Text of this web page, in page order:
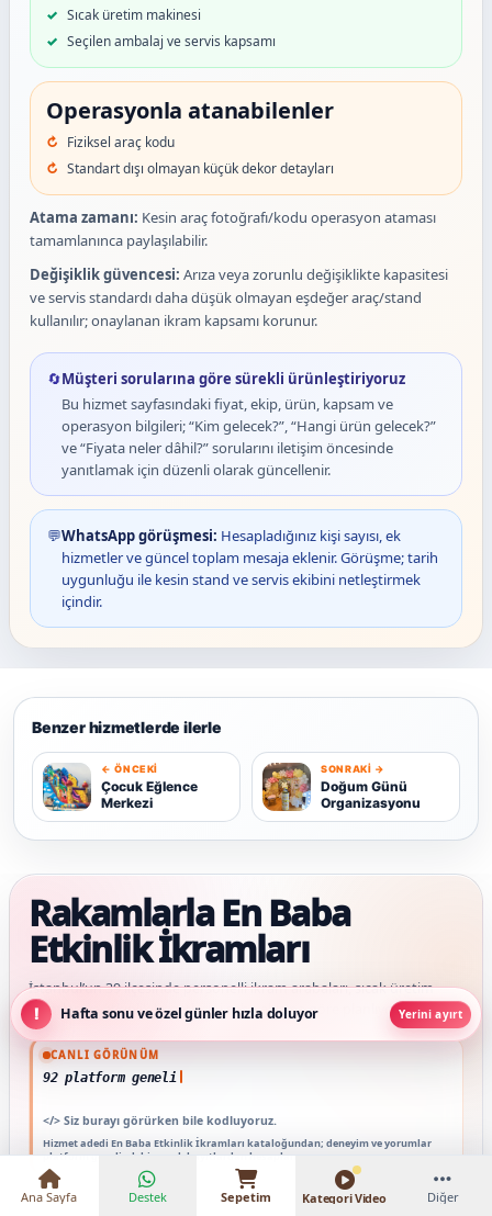
Sıcak üretim makinesi
Seçilen ambalaj ve servis kapsamı
Operasyonla atanabilenler
Fiziksel araç kodu
Standart dışı olmayan küçük dekor detayları
Atama zamanı: Kesin araç fotoğrafı/kodu operasyon ataması
tamamlanınca paylaşılabilir.
Değişiklik güvencesi: Arıza veya zorunlu değişiklikte kapasitesi
ve servis standardı daha düşük olmayan eşdeğer araç/stand
kullanılır; onaylanan ikram kapsamı korunur.
🔄Müşteri sorularına göre sürekli ürünleştiriyoruz
Bu hizmet sayfasındaki fiyat, ekip, ürün, kapsam ve
operasyon bilgileri; “Kim gelecek?”, “Hangi ürün gelecek?”
ve “Fiyata neler dâhil?” sorularını iletişim öncesinde
yanıtlamak için düzenli olarak güncellenir.
💬WhatsApp görüşmesi: Hesapladığınız kişi sayısı, ek
hizmetler ve güncel toplam mesaja eklenir. Görüşme; tarih
uygunluğu ile kesin stand ve servis ekibini netleştirmek
içindir.
Benzer hizmetlerde ilerle
Ç
← ÖNCEKI
Çocuk Eğlence
Merkezi
D
SONRAKI →
Doğum Günü
Organizasyonu
Rakamlarla En Baba
Etkinlik İkramları
İstanbul’un 39 ilçesinde personelli ikram arabaları, sıcak üretim
stantları ve etkinlik lezzetlerini saha akışına göre planlıyoruz.
CANLI GÖRÜNÜM
92 platform genelinde onaylı yorum
</> Siz burayı görürken bile kodluyoruz.
Hizmet adedi En Baba Etkinlik İkramları kataloğundan; deneyim ve yorumlar
platform genelindeki onaylı kayıtlardan hesaplanır.
Güncel veriler: 1.292+ En Baba ağı hizmet deneyimi; 92 platform genelinde
Hafta sonu ve özel günler hızla doluyor Yerini ayırt
Ana Sayfa Destek Sepetim Kategori Video Diğer